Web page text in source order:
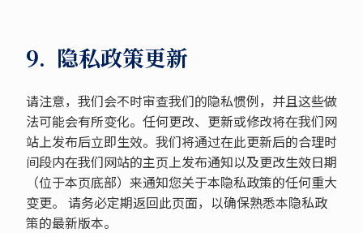
9. 隐私政策更新
请注意，我们会不时审查我们的隐私惯例，并且这些做
法可能会有所变化。任何更改、更新或修改将在我们网
站上发布后立即生效。我们将通过在此更新后的合理时
间段内在我们网站的主页上发布通知以及更改生效日期
（位于本页底部）来通知您关于本隐私政策的任何重大
变更。 请务必定期返回此页面，以确保熟悉本隐私政
策的最新版本。